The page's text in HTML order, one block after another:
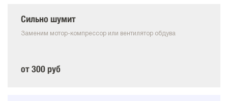
Сильно шумит
Заменим мотор-компрессор или вентилятор обдува
от 300 руб